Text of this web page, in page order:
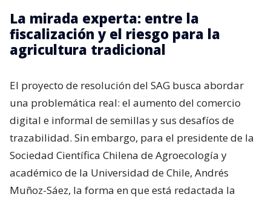
La mirada experta: entre la
fiscalización y el riesgo para la
agricultura tradicional
El proyecto de resolución del SAG busca abordar
una problemática real: el aumento del comercio
digital e informal de semillas y sus desafíos de
trazabilidad. Sin embargo, para el presidente de la
Sociedad Científica Chilena de Agroecología y
académico de la Universidad de Chile, Andrés
Muñoz-Sáez, la forma en que está redactada la